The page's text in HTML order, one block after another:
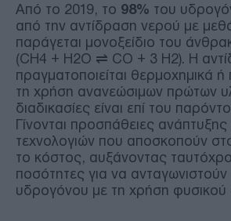
Από το 2019, το 98% του
από την αντίδραση νερού με
παράγεται μονοξείδιο του
(CH4 + H2O ⇌ CO + 3 H2). Η
πραγματοποιείται θερμοχημικά ή
τη χρήση ανανεώσιμων πρώτων
διαδικασίες είναι επί του
Γίνονται προσπάθειες
τεχνολογιών που αποσκοπούν
το κόστος, αυξάνοντας
ποσότητες για να
υδρογόνου με τη χρήση φυσικού